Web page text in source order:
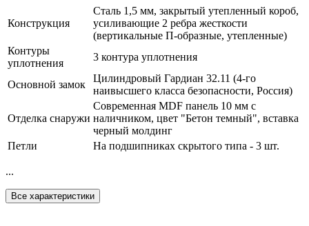
Конструкция
Сталь 1,5 мм, закрытый утепленный короб,
усиливающие 2 ребра жесткости
(вертикальные П-образные, утепленные)
Контуры
уплотнения
3 контура уплотнения
Основной замок
Цилиндровый Гардиан 32.11 (4-го
наивысшего класса безопасности, Россия)
Отделка снаружи
Современная MDF панель 10 мм с
наличником, цвет "Бетон темный", вставка
черный молдинг
Петли
На подшипниках скрытого типа - 3 шт.
...
Все характеристики